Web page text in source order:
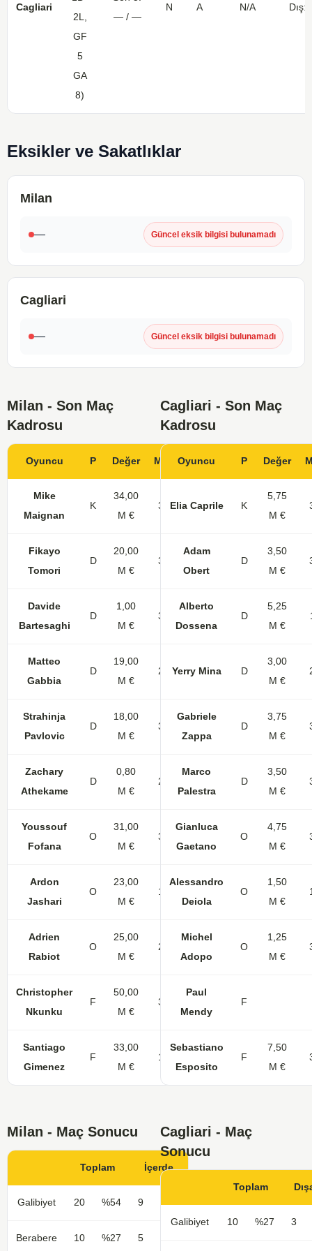
Cagliari
2L,
GF
5
GA
8)
— / —
N A N/A Dış:
Eksikler ve Sakatlıklar
Milan
— Güncel eksik bilgisi bulunamadı
Cagliari
— Güncel eksik bilgisi bulunamadı
Milan - Son Maç
Kadrosu
Oyuncu P Değer Maç Gol
Mike
Maignan
K
34,00
M €
36
Fikayo
Tomori
D
20,00
M €
32
Davide
Bartesaghi
D
1,00
M €
30
Matteo
Gabbia
D
19,00
M €
29
Strahinja
Pavlovic
D
18,00
M €
33
Zachary
Athekame
D
0,80
M €
26
Youssouf
Fofana
O
31,00
M €
32
Ardon
Jashari
O
23,00
M €
13
Adrien
Rabiot
O
25,00
M €
28
Christopher
Nkunku
F
50,00
M €
31
Santiago
Gimenez
F
33,00
M €
15
Cagliari - Son Maç
Kadrosu
Oyuncu P Değer
Elia Caprile K
5,75
M €
Adam
Obert
D
3,50
M €
Alberto
Dossena
D
5,25
M €
Yerry Mina D
3,00
M €
Gabriele
Zappa
D
3,75
M €
Marco
Palestra
D
3,50
M €
Gianluca
Gaetano
O
4,75
M €
Alessandro
Deiola
O
1,50
M €
Michel
Adopo
O
1,25
M €
Paul
Mendy
F
Sebastiano
Esposito
F
7,50
M €
Milan - Maç Sonucu
Toplam İçerde
Galibiyet 20 %54 9
Berabere 10 %27 5
Cagliari - Maç
Sonucu
Toplam
Galibiyet 10 %27 3